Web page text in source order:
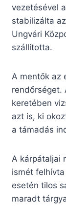
vezetésével
stabilizálta
Ungvári
szállította.
A mentők az
rendőrséget.
keretében
azt is, ki
a támadás
A kárpátaljai
ismét
esetén tilos
maradt